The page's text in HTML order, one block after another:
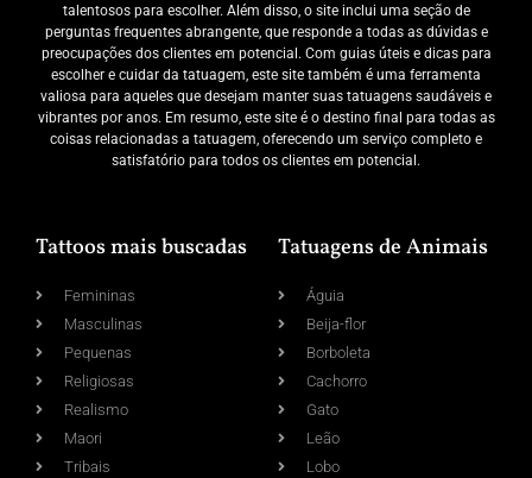
talentosos para escolher. Além disso, o site inclui uma seção de
perguntas frequentes abrangente, que responde a todas as dúvidas e
preocupações dos clientes em potencial. Com guias úteis e dicas para
escolher e cuidar da tatuagem, este site também é uma ferramenta
valiosa para aqueles que desejam manter suas tatuagens saudáveis e
vibrantes por anos. Em resumo, este site é o destino final para todas as
coisas relacionadas a tatuagem, oferecendo um serviço completo e
satisfatório para todos os clientes em potencial.
Tattoos mais buscadas
Femininas
Masculinas
Pequenas
Religiosas
Realismo
Maori
Tribais
Tatuagens de Animais
Águia
Beija-flor
Borboleta
Cachorro
Gato
Leão
Lobo